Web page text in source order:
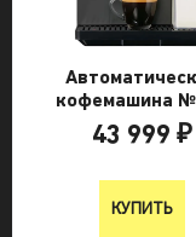
кофемашина
43 999 ₽
КУПИТЬ